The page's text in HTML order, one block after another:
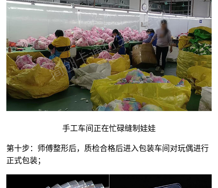
手工车间正在忙碌缝制娃娃
第十步：师傅整形后，质检合格后进入包装车间对玩偶进行
正式包装；